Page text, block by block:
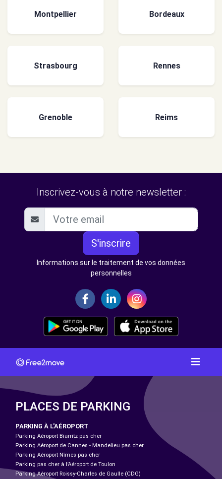
Montpellier Bordeaux
Strasbourg Rennes
Grenoble Reims
Inscrivez-vous à notre newsletter :
S'inscrire
Informations sur le traitement de vos données
personnelles
PLACES DE PARKING
PARKING À L'AÉROPORT
Parking Aéroport Biarritz pas cher
Parking Aéroport de Cannes - Mandelieu pas cher
Parking Aéroport Nîmes pas cher
Parking pas cher à l’Aéroport de Toulon
Parking Aéroport Roissy-Charles de Gaulle (CDG)